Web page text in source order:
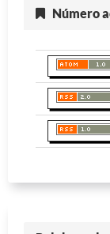
Número